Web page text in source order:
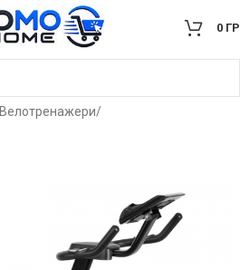
0
Велотренажери/